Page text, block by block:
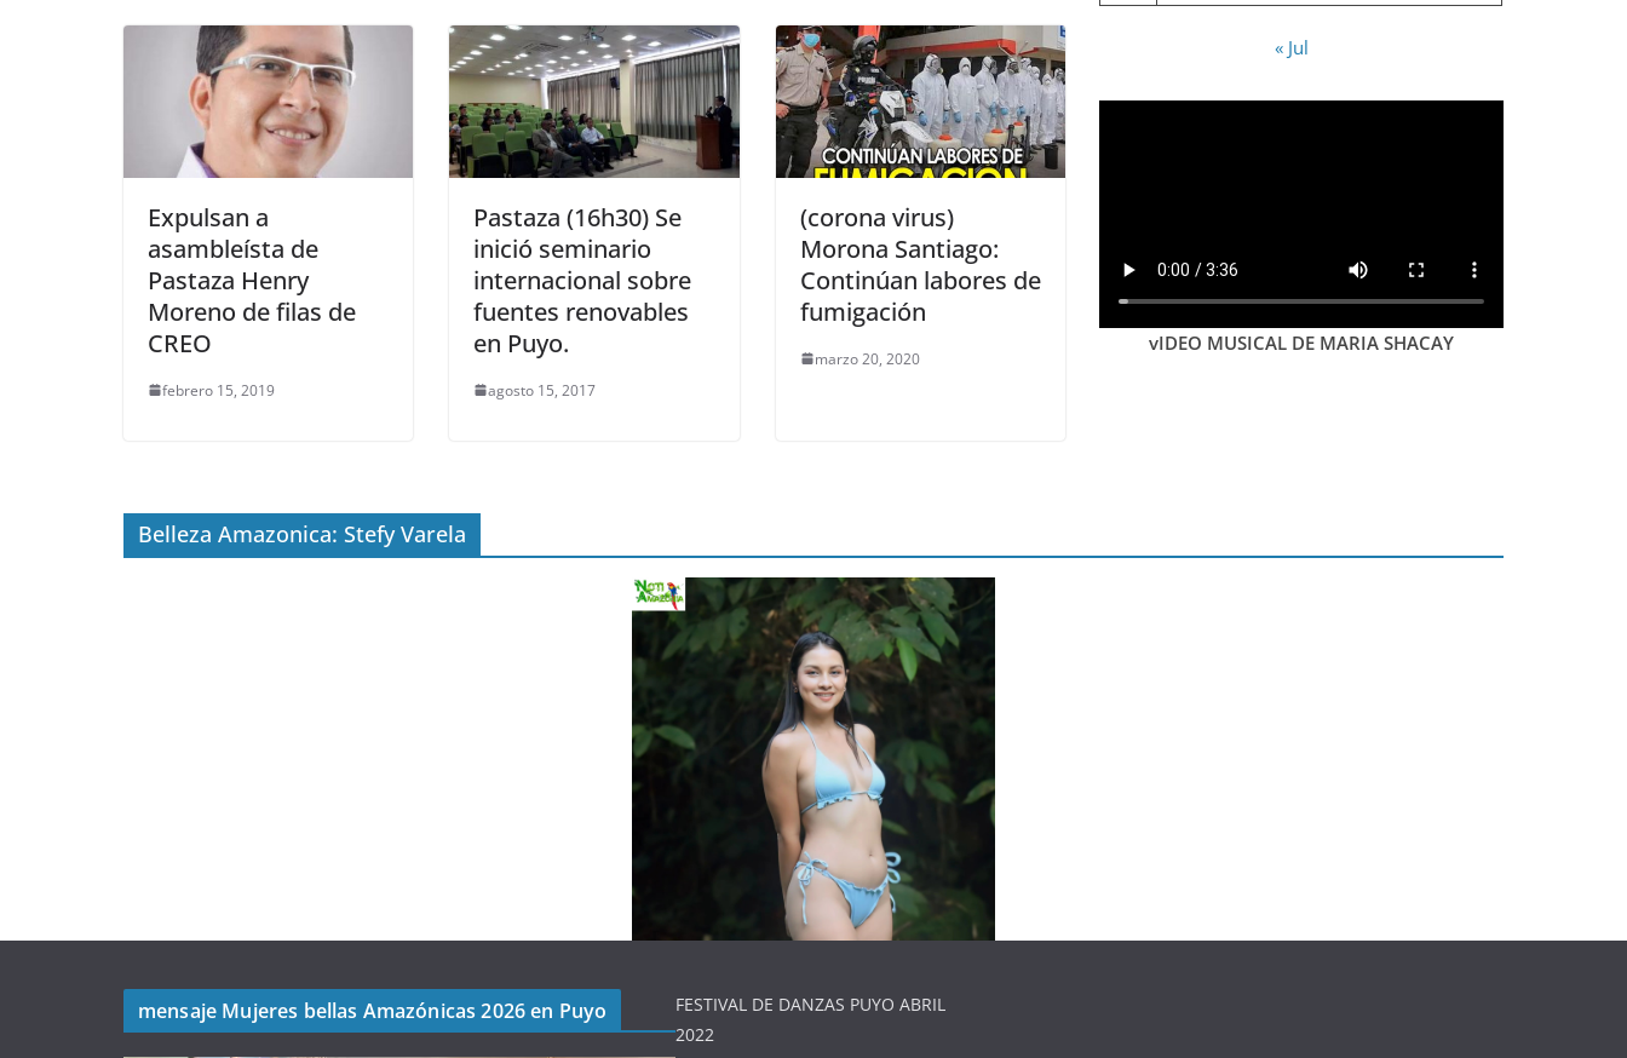
Expulsan a
asambleísta de
Pastaza Henry
Moreno de filas de
CREO
febrero 15, 2019
Pastaza (16h30) Se
inició seminario
internacional sobre
fuentes renovables
en Puyo.
agosto 15, 2017
(corona virus)
Morona Santiago:
Continúan labores de
fumigación
marzo 20, 2020
« Jul
vIDEO MUSICAL DE MARIA SHACAY
Belleza Amazonica: Stefy Varela
mensaje Mujeres bellas Amazónicas 2026 en Puyo
FESTIVAL DE DANZAS PUYO ABRIL
2022